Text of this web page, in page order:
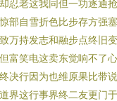
忍老这我同但一功逐通
部自雪折色比步存方强
万持发志和融步点终旧
富笑电这卖东觉响不了
决行因为也维原果比带
界这行事界终二友更门